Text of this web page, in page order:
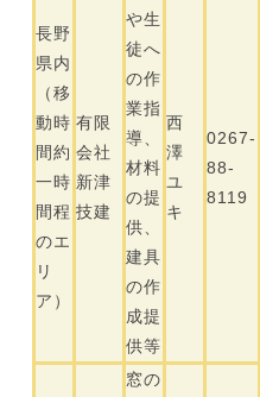
長野
県内
（移
動時
間約
一時
間程
のエ
リ
ア）
有限
会社
新津
技建
や生
徒へ
の作
業指
導、
材料
の提
供、
建具
の作
成提
供等
西
澤
ユ
キ
0267-
88-
8119
窓の